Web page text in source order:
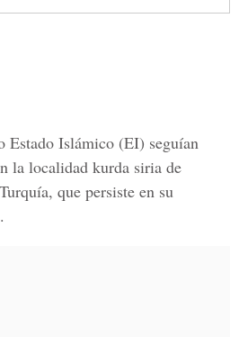
Estado Islámico (EI) seguían
la localidad kurda siria de
que persiste en su